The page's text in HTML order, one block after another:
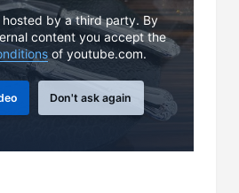
by a third party. By
content you accept the
of youtube.com.
Don't ask again